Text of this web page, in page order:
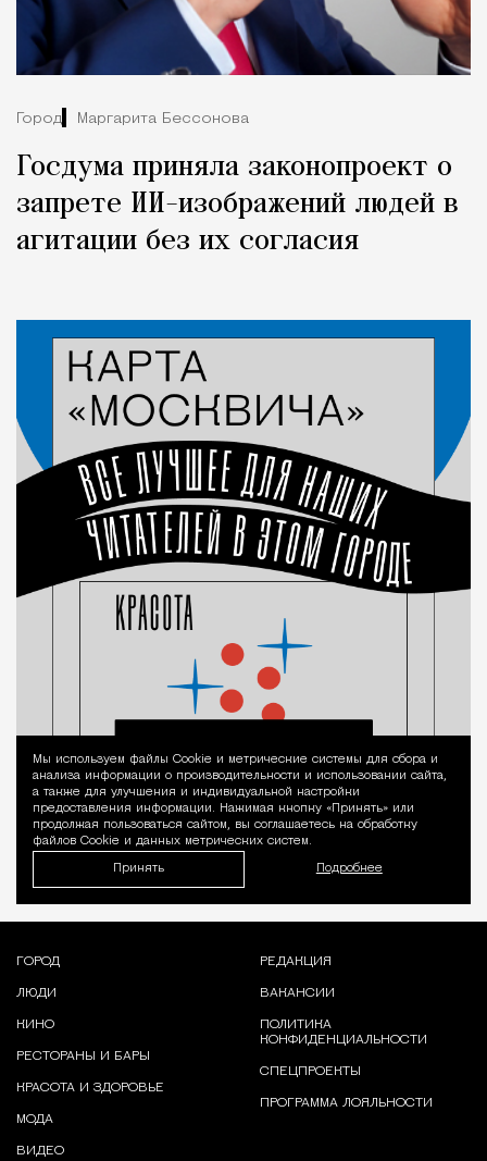
Город Маргарита Бессонова
Госдума приняла законопроект о
запрете ИИ-изображений людей в
агитации без их согласия
Уведомление
Мы используем файлы Сookie и метрические системы для сбора и
анализа информации о производительности и использовании сайта,
а также для улучшения и индивидуальной настройки
предоставления информации. Нажимая кнопку «Принять» или
продолжая пользоваться сайтом, вы соглашаетесь на обработку
файлов Cookie и данных метрических систем.
Принять Подробнее
ГОРОД
ЛЮДИ
КИНО
РЕСТОРАНЫ И БАРЫ
КРАСОТА И ЗДОРОВЬЕ
МОДА
ВИДЕО
РЕДАКЦИЯ
ВАКАНСИИ
ПОЛИТИКА
КОНФИДЕНЦИАЛЬНОСТИ
СПЕЦПРОЕКТЫ
ПРОГРАММА ЛОЯЛЬНОСТИ